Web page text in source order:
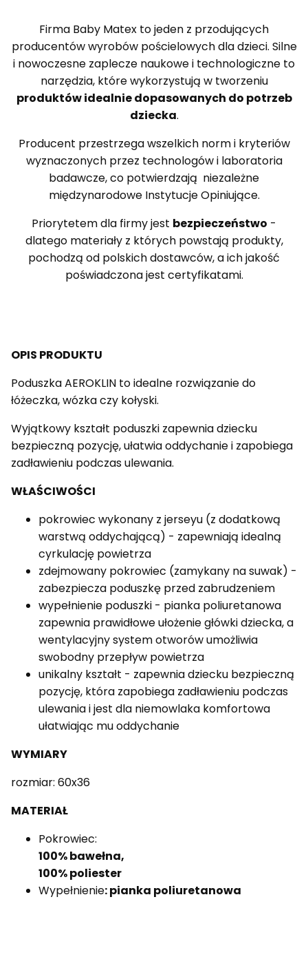
Firma Baby Matex to jeden z przodujących
producentów wyrobów pościelowych dla dzieci. Silne
i nowoczesne zaplecze naukowe i technologiczne to
narzędzia, które wykorzystują w tworzeniu
produktów idealnie dopasowanych do potrzeb
dziecka.
Producent przestrzega wszelkich norm i kryteriów
wyznaczonych przez technologów i laboratoria
badawcze, co potwierdzają niezależne
międzynarodowe Instytucje Opiniujące.
Priorytetem dla firmy jest bezpieczeństwo -
dlatego materiały z których powstają produkty,
pochodzą od polskich dostawców, a ich jakość
poświadczona jest certyfikatami.
OPIS PRODUKTU
Poduszka AEROKLIN to idealne rozwiązanie do
łóżeczka, wózka czy kołyski.
Wyjątkowy kształt poduszki zapewnia dziecku
bezpieczną pozycję, ułatwia oddychanie i zapobiega
zadławieniu podczas ulewania.
WŁAŚCIWOŚCI
pokrowiec wykonany z jerseyu (z dodatkową
warstwą oddychającą) - zapewniają idealną
cyrkulację powietrza
zdejmowany pokrowiec (zamykany na suwak) -
zabezpiecza poduszkę przed zabrudzeniem
wypełnienie poduszki - pianka poliuretanowa
zapewnia prawidłowe ułożenie główki dziecka, a
wentylacyjny system otworów umożliwia
swobodny przepływ powietrza
unikalny kształt - zapewnia dziecku bezpieczną
pozycję, która zapobiega zadławieniu podczas
ulewania i jest dla niemowlaka komfortowa
ułatwiając mu oddychanie
WYMIARY
rozmiar: 60x36
MATERIAŁ
Pokrowiec:
100% bawełna,
100% poliester
Wypełnienie: pianka poliuretanowa